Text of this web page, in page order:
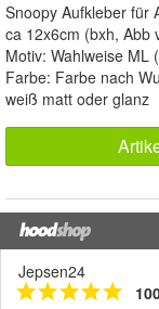
Snoopy Aufkleber für
ca 12x6cm (bxh, Abb
Motiv: Wahlweise ML
Farbe: Farbe nach
weiß matt oder glanz
Jepsen24